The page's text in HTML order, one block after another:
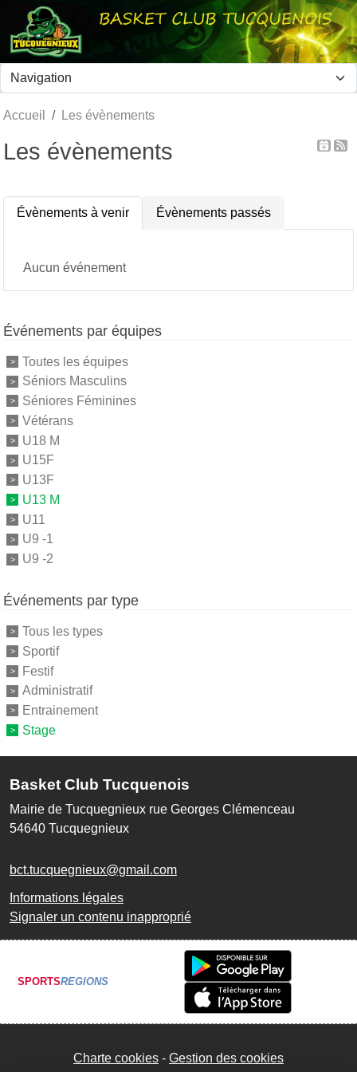
Accueil Les évènements
Les évènements
Évènements à venir Évènements passés
Aucun événement
Événements par équipes
Toutes les équipes
Séniors Masculins
Séniores Féminines
Vétérans
U18 M
U15F
U13F
U13 M
U11
U9 -1
U9 -2
Événements par type
Tous les types
Sportif
Festif
Administratif
Entrainement
Stage
Basket Club Tucquenois
Mairie de Tucquegnieux rue Georges Clémenceau
54640 Tucquegnieux
bct.tucquegnieux@gmail.com
Informations légales
Signaler un contenu inapproprié
SPORTSREGIONS
Charte cookies Gestion des cookies
Panneau de gestion des cookies